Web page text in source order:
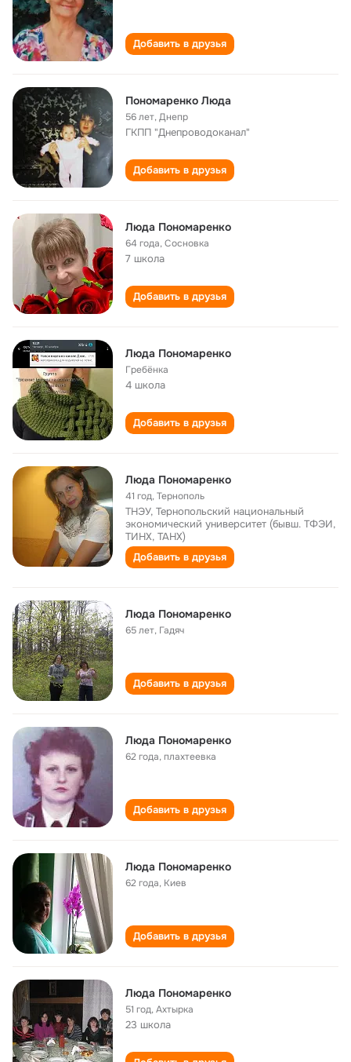
Добавить в друзья
Пономаренко Люда
56 лет,Днепр
ГКПП "Днепроводоканал"
Добавить в друзья
Люда Пономаренко
64 года,Сосновка
7 школа
Добавить в друзья
Люда Пономаренко
Гребёнка
4 школа
Добавить в друзья
Люда Пономаренко
41 год,Тернополь
ТНЭУ, Тернопольский национальный
экономический университет (бывш. ТФЭИ,
ТИНХ, ТАНХ)
Добавить в друзья
Люда Пономаренко
65 лет, Гадяч
Добавить в друзья
Люда Пономаренко
62 года,плахтеевка
Добавить в друзья
Люда Пономаренко
62 года, Киев
Добавить в друзья
Люда Пономаренко
51 год,Ахтырка
23 школа